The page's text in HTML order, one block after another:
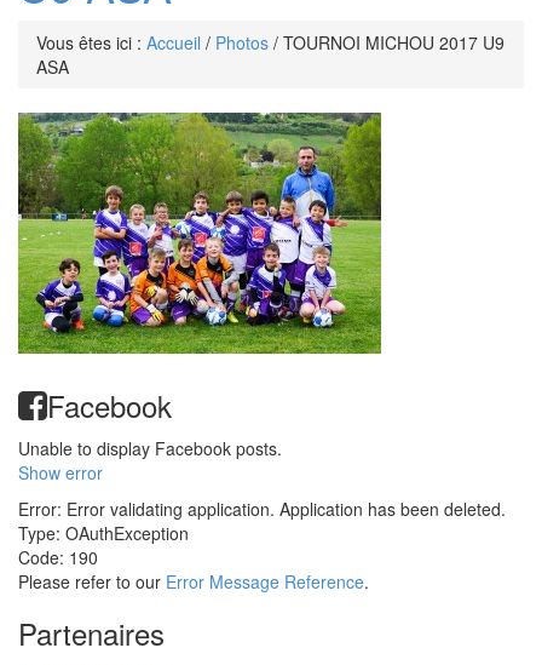
Vous êtes ici : Accueil / Photos / TOURNOI MICHOU 2017 U9
ASA
Facebook
Unable to display Facebook posts.
Show error
Error: Error validating application. Application has been deleted.
Type: OAuthException
Code: 190
Please refer to our Error Message Reference.
Partenaires